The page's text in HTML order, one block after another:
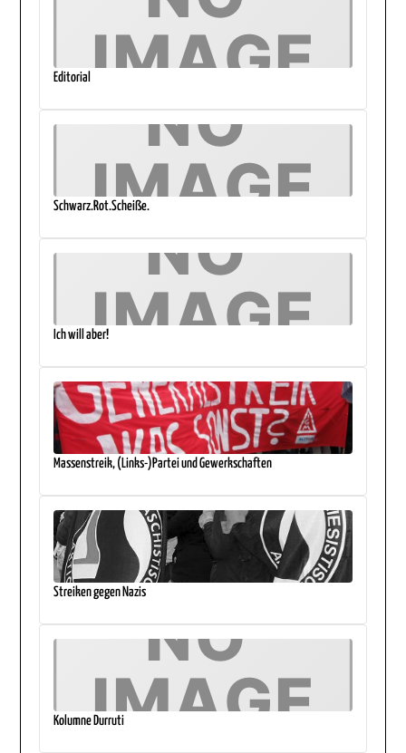
Editorial
Schwarz.Rot.Scheiße.
Ich will aber!
Massenstreik, (Links-)Partei und Gewerkschaften
Streiken gegen Nazis
Kolumne Durruti